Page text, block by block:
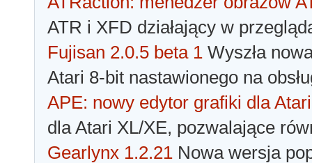
ATR i XFD działający w
Fujisan 2.0.5 beta 1 Wyszła
Atari 8-bit nastawionego na
APE: nowy edytor grafiki dla Atari
dla Atari XL/XE, pozwalające
Gearlynx 1.2.21 Nowa wersja